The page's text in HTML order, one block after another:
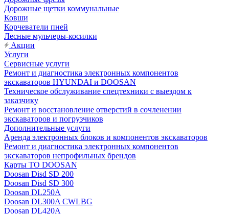
Дорожные щетки коммунальные
Ковши
Корчеватели пней
Лесные мульчеры-косилки
Акции
Услуги
Сервисные услуги
Ремонт и диагностика электронных компонентов
экскаваторов HYUNDAI и DOOSAN
Техническое обслуживание спецтехники с выездом к
заказчику
Ремонт и восстановление отверстий в сочленении
экскаваторов и погрузчиков
Дополнительные услуги
Аренда электронных блоков и компонентов экскаваторов
Ремонт и диагностика электронных компонентов
экскаваторов непрофильных брендов
Карты ТО DOOSAN
Doosan Disd SD 200
Doosan Disd SD 300
Doosan DL250A
Doosan DL300A CWLBG
Doosan DL420A